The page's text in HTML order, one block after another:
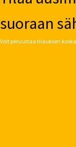
suoraan
Voit peruuttaa tilauksen